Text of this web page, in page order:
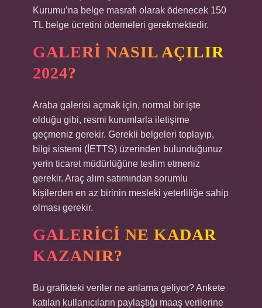
Kurumu’na belge masrafı olarak ödenecek 150
TL belge ücretini ödemeleri gerekmektedir.
GALERI NASIL AÇILIR
2024?
Araba galerisi açmak için, normal bir işte
olduğu gibi, resmi kurumlarla iletişime
geçmeniz gerekir. Gerekli belgeleri toplayıp,
bilgi sistemi (İETTS) üzerinden bulunduğunuz
yerin ticaret müdürlüğüne teslim etmeniz
gerekir. Araç alım satımından sorumlu
kişilerden en az birinin mesleki yeterliliğe sahip
olması gerekir.
GALERICI NE KADAR
KAZANIR?
Bu grafikteki veriler ne anlama geliyor? Ankete
katılan kullanıcıların paylaştığı maaş verilerine